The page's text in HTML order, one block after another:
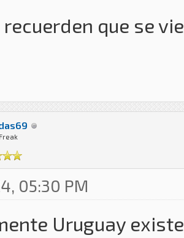
que se
05:30 PM
Uruguay